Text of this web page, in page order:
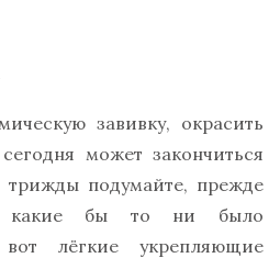
завивку, окрасить
может закончиться
трижды подумайте, прежде
какие бы то ни было
лёгкие укрепляющие